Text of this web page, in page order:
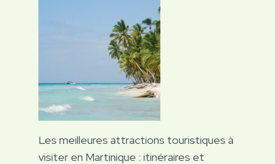
Les meilleures attractions touristiques à
visiter en Martinique : itinéraires et